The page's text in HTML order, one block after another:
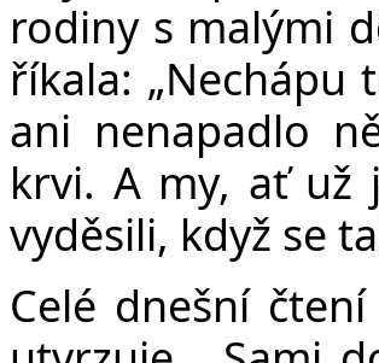
rodiny s malými
říkala: „Nechápu
ani nenapadlo
krvi. A my, ať už
vyděsili, když se
Celé dnešní